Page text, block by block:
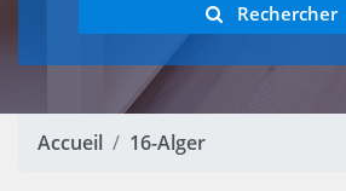
Rechercher
Accueil 16-Alger